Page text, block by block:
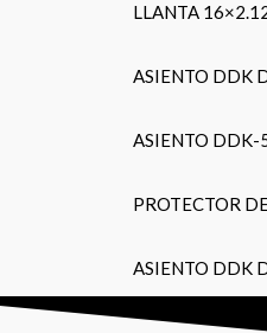
LLANTA
ASIENTO DDK
ASIENTO DDK-
PROTECTOR
ASIENTO DDK